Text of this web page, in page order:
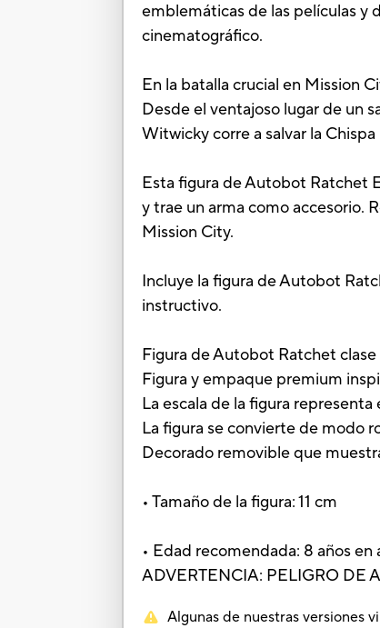
emblemáticas de las películas y
cinematográfico.
En la batalla crucial en Mission
Desde el ventajoso lugar de un
Witwicky corre a salvar la
Esta figura de Autobot Ratchet
y trae un arma como accesorio.
Mission City.
Incluye la figura de Autobot
instructivo.
Figura de Autobot Ratchet
Figura y empaque premium
La escala de la figura
La figura se convierte de modo
Decorado removible que
• Tamaño de la figura: 11 cm
• Edad recomendada: 8 años en
ADVERTENCIA: PELIGRO DE
Algunas de nuestras versiones